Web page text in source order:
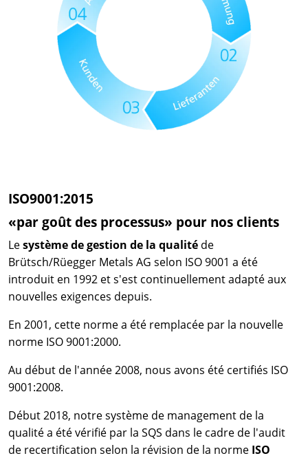
ISO9001:2015
«par goût des processus» pour nos clients
Lesystème de gestion de la qualité de
Brütsch/Rüegger Metals AG selon ISO 9001 a été
introduit en 1992 et s'est continuellement adapté aux
nouvelles exigences depuis.
En 2001, cette norme a été remplacée par la nouvelle
norme ISO 9001:2000.
Au début de l'année 2008, nous avons été certifiés ISO
9001:2008.
Début 2018, notre système de management de la
qualité a été vérifié par la SQS dans le cadre de l'audit
de recertification selon la révision de la norme ISO